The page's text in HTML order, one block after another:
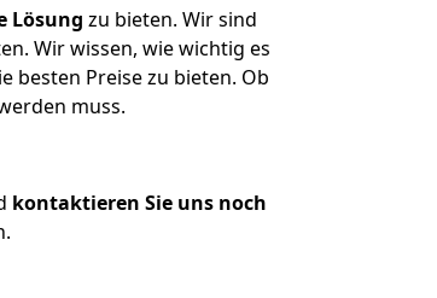
Lösung zu bieten. Wir sind
Wir wissen, wie wichtig es
besten Preise zu bieten. Ob
muss.
kontaktieren Sie uns noch